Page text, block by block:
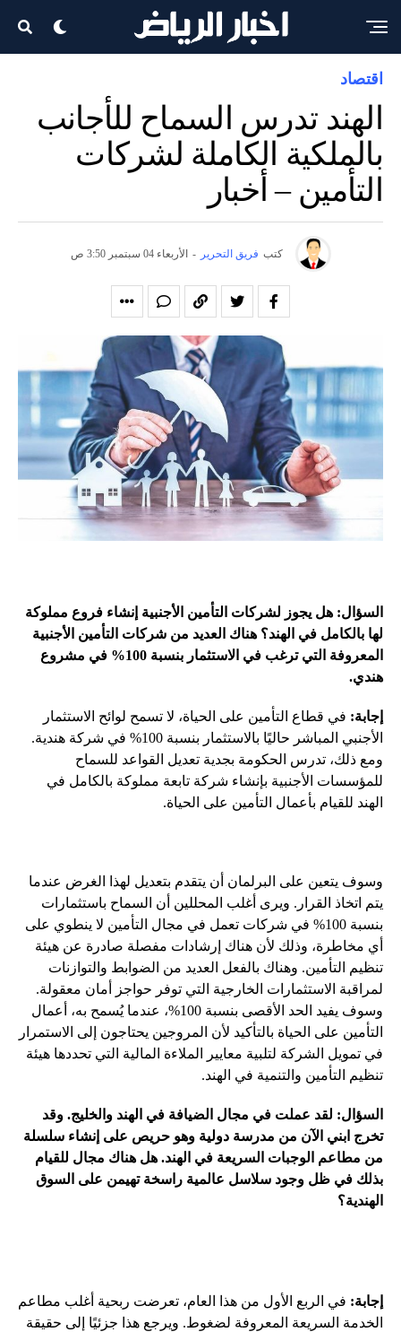
اقتصاد
الهند تدرس السماح للأجانب
بالملكية الكاملة لشركات
التأمين – أخبار
كتب فريق التحرير - الأربعاء 04 سبتمبر 3:50 ص
السؤال: هل يجوز لشركات التأمين الأجنبية إنشاء فروع مملوكة
لها بالكامل في الهند؟ هناك العديد من شركات التأمين الأجنبية
المعروفة التي ترغب في الاستثمار بنسبة 100% في مشروع
هندي.
إجابة: في قطاع التأمين على الحياة، لا تسمح لوائح الاستثمار
الأجنبي المباشر حاليًا بالاستثمار بنسبة 100% في شركة هندية.
ومع ذلك، تدرس الحكومة بجدية تعديل القواعد للسماح
للمؤسسات الأجنبية بإنشاء شركة تابعة مملوكة بالكامل في
الهند للقيام بأعمال التأمين على الحياة.
وسوف يتعين على البرلمان أن يتقدم بتعديل لهذا الغرض عندما
يتم اتخاذ القرار. ويرى أغلب المحللين أن السماح باستثمارات
بنسبة 100% في شركات تعمل في مجال التأمين لا ينطوي على
أي مخاطرة، وذلك لأن هناك إرشادات مفصلة صادرة عن هيئة
تنظيم التأمين. وهناك بالفعل العديد من الضوابط والتوازنات
لمراقبة الاستثمارات الخارجية التي توفر حواجز أمان معقولة.
وسوف يفيد الحد الأقصى بنسبة 100%، عندما يُسمح به، أعمال
التأمين على الحياة بالتأكيد لأن المروجين يحتاجون إلى الاستمرار
في تمويل الشركة لتلبية معايير الملاءة المالية التي تحددها هيئة
تنظيم التأمين والتنمية في الهند.
السؤال: لقد عملت في مجال الضيافة في الهند والخليج. وقد
تخرج ابني الآن من مدرسة دولية وهو حريص على إنشاء سلسلة
من مطاعم الوجبات السريعة في الهند. هل هناك مجال للقيام
بذلك في ظل وجود سلاسل عالمية راسخة تهيمن على السوق
الهندية؟
إجابة: في الربع الأول من هذا العام، تعرضت ربحية أغلب مطاعم
الخدمة السريعة المعروفة لضغوط. ويرجع هذا جزئيًا إلى حقيقة